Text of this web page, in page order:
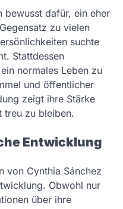
bewusst dafür, ein eher
zu vielen
suchte
Stattdessen
normales Leben zu
und öffentlicher
zeigt ihre Stärke
treu zu bleiben.
Entwicklung
von Cynthia Sánchez
Obwohl nur
über ihre